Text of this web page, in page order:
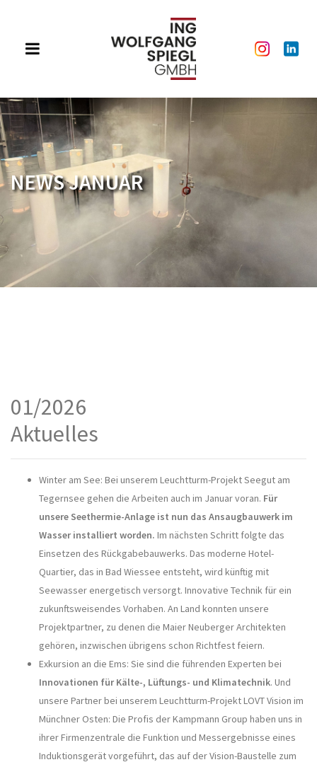
NEWS JANUAR
01/2026
Aktuelles
Winter am See: Bei unserem Leuchtturm-Projekt Seegut am
Tegernsee gehen die Arbeiten auch im Januar voran. Für
unsere Seethermie-Anlage ist nun das Ansaugbauwerk im
Wasser installiert worden. Im nächsten Schritt folgte das
Einsetzen des Rückgabebauwerks. Das moderne Hotel-
Quartier, das in Bad Wiessee entsteht, wird künftig mit
Seewasser energetisch versorgt. Innovative Technik für ein
zukunftsweisendes Vorhaben. An Land konnten unsere
Projektpartner, zu denen die Maier Neuberger Architekten
gehören, inzwischen übrigens schon Richtfest feiern.
Exkursion an die Ems: Sie sind die führenden Experten bei
Innovationen für Kälte-, Lüftungs- und Klimatechnik. Und
unsere Partner bei unserem Leuchtturm-Projekt LOVT Vision im
Münchner Osten: Die Profis der Kampmann Group haben uns in
ihrer Firmenzentrale die Funktion und Messergebnisse eines
Induktionsgerät vorgeführt, das auf der Vision-Baustelle zum